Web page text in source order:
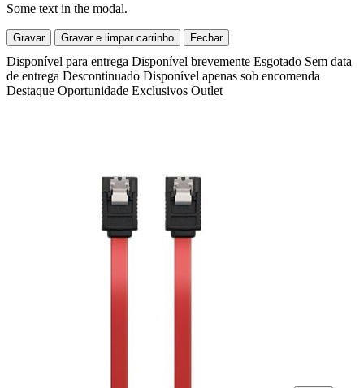
Some text in the modal.
Gravar Gravar e limpar carrinho Fechar
Disponível para entrega Disponível brevemente Esgotado Sem data
de entrega Descontinuado Disponível apenas sob encomenda
Destaque Oportunidade Exclusivos Outlet